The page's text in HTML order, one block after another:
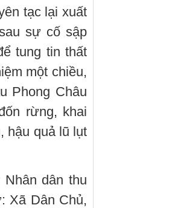
tạc lại xuất
sự cố sập
tung tin thất
một chiều,
Phong Châu
rừng, khai
hậu quả lũ lụt
dân thu
Xã Dân Chủ,